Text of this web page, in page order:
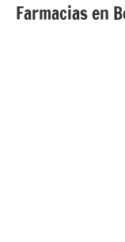
Farmacias en